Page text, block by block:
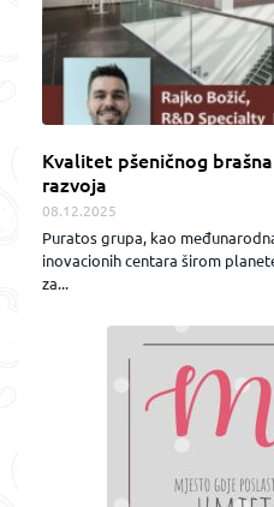
Kvalitet pšeničnog
razvoja
08.12.2025
Puratos grupa, kao
inovacionih centara širom
za...